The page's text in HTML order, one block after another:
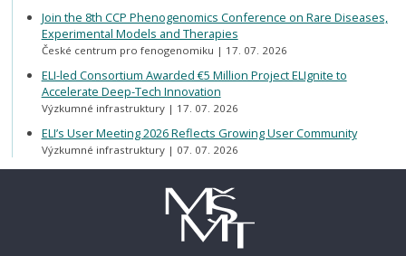
Join the 8th CCP Phenogenomics Conference on Rare Diseases,
Experimental Models and Therapies
České centrum pro fenogenomiku 17. 07. 2026
ELI-led Consortium Awarded €5 Million Project ELIgnite to
Accelerate Deep-Tech Innovation
Výzkumné infrastruktury 17. 07. 2026
ELI’s User Meeting 2026 Reflects Growing User Community
Výzkumné infrastruktury 07. 07. 2026